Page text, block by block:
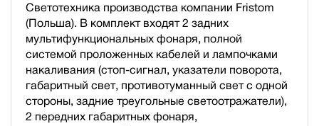
Светотехника производства компании Fristom
(Польша). В комплект входят 2 задних
мультифункциональных фонаря, полной
cистемой проложенных кабелей и лампочками
накаливания (стоп-сигнал, указатели поворота,
габаритный свет, противотуманный свет с одной
стороны, задние треугольные светоотражатели),
2 передних габаритных фонаря,